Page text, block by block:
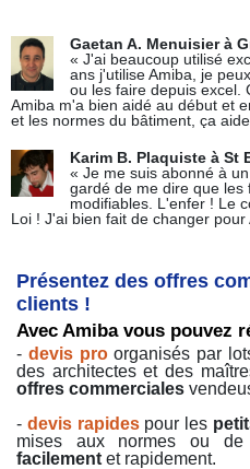
Gaetan A. Menuisier à
« J'ai beaucoup utilisé
ans j'utilise Amiba, je
ou les faire depuis excel.
Amiba m'a bien aidé au début et
et les normes du bâtiment, ça
Karim B. Plaquiste à St
« Je me suis abonné à
gardé de me dire que les
modifiables. L'enfer ! Le
Loi ! J'ai bien fait de changer pour
Présentez des offres
clients !
Avec Amiba vous pouvez
- devis proorganisés par
des architectes et des
offres commerciales
- devis rapidespour les
mises aux normes ou
facilement et rapidement.